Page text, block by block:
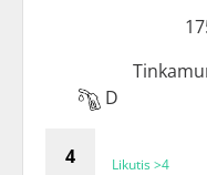
D
Likutis >4